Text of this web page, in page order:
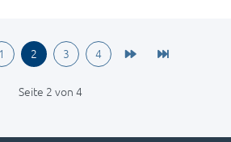
1 2 3 4
Seite 2 von 4